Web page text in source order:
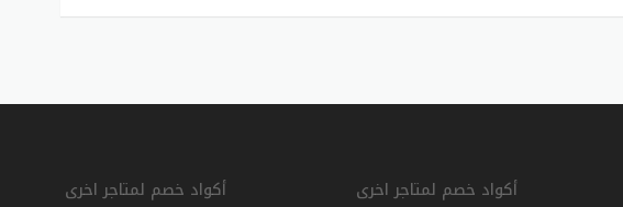
أكواد خصم لمتاجر اخرى أكواد خصم لمتاجر اخرى